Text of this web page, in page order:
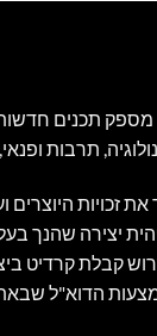
מספק תכנים
תרבות
זכויות
יצירה שהנך
קבלת קרדיט
הדוא"ל